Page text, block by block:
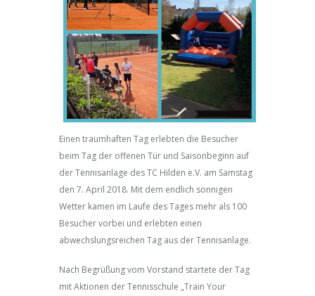
Einen traumhaften Tag erlebten die Besucher
beim Tag der offenen Tür und Saisonbeginn auf
der Tennisanlage des TC Hilden e.V. am Samstag
den 7. April 2018. Mit dem endlich sonnigen
Wetter kamen im Laufe des Tages mehr als 100
Besucher vorbei und erlebten einen
abwechslungsreichen Tag aus der Tennisanlage.
Nach Begrüßung vom Vorstand startete der Tag
mit Aktionen der Tennisschule „Train Your